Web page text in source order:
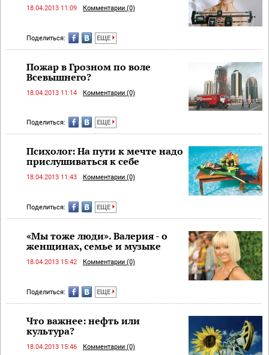
18.04.2013 11:09 Комментарии (0)
Поделиться: ЕЩЕ
Пожар в Грозном по воле
Всевышнего?
18.04.2013 11:14 Комментарии (0)
Поделиться: ЕЩЕ
Психолог: На пути к мечте надо
прислушиваться к себе
18.04.2013 11:43 Комментарии (0)
Поделиться: ЕЩЕ
«Мы тоже люди». Валерия - о
женщинах, семье и музыке
18.04.2013 15:42 Комментарии (0)
Поделиться: ЕЩЕ
Что важнее: нефть или
культура?
18.04.2013 15:46 Комментарии (0)